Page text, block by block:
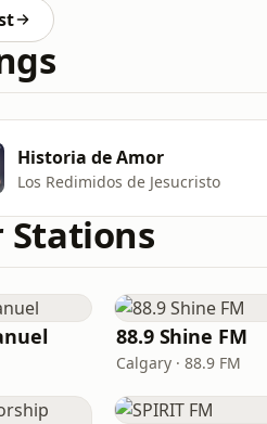
Historia de Amor
Los Redimidos de Jesucristo
Stations
88.9 Shine FM
Calgary · 88.9 FM